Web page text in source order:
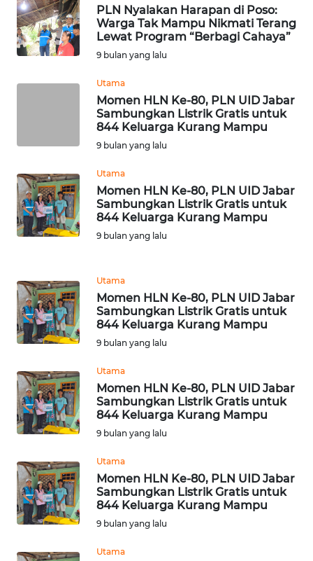
PLN Nyalakan Harapan di Poso:
Warga Tak Mampu Nikmati Terang
Lewat Program “Berbagi Cahaya”
9 bulan yang lalu
Utama
Momen HLN Ke-80, PLN UID Jabar
Sambungkan Listrik Gratis untuk
844 Keluarga Kurang Mampu
9 bulan yang lalu
Utama
Momen HLN Ke-80, PLN UID Jabar
Sambungkan Listrik Gratis untuk
844 Keluarga Kurang Mampu
9 bulan yang lalu
Utama
Momen HLN Ke-80, PLN UID Jabar
Sambungkan Listrik Gratis untuk
844 Keluarga Kurang Mampu
9 bulan yang lalu
Utama
Momen HLN Ke-80, PLN UID Jabar
Sambungkan Listrik Gratis untuk
844 Keluarga Kurang Mampu
9 bulan yang lalu
Utama
Momen HLN Ke-80, PLN UID Jabar
Sambungkan Listrik Gratis untuk
844 Keluarga Kurang Mampu
9 bulan yang lalu
Utama
PAPUA
WN
PAPUA
SERAMBI
WN
JAMBI
SULTRA
WN
NTB
WN
SULTENG
WN
SULBAR
WN
BABEL
WN